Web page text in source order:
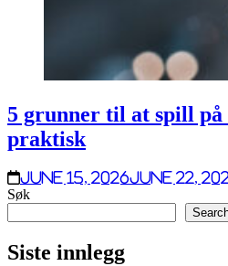
5 grunner til at spill
praktisk
June 15, 2026June 22,
Søk
Siste innlegg